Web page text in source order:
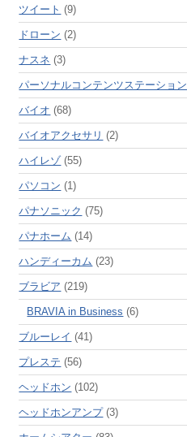
ツイート (9)
ドローン (2)
ナスネ (3)
パーソナルコンテンツステーション
バイオ (68)
バイオアクセサリ (2)
ハイレゾ(55)
パソコン (1)
パナソニック (75)
パナホーム (14)
ハンディーカム (23)
ブラビア (219)
BRAVIA in Business (6)
ブルーレイ (41)
プレステ (56)
ヘッドホン (102)
ヘッドホンアンプ(3)